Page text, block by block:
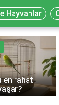
Hayvanlar
en rahat